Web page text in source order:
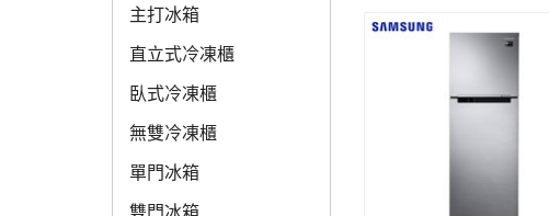
主打冰箱
直立式冷凍櫃
臥式冷凍櫃
無雙冷凍櫃
單門冰箱
雙門冰箱